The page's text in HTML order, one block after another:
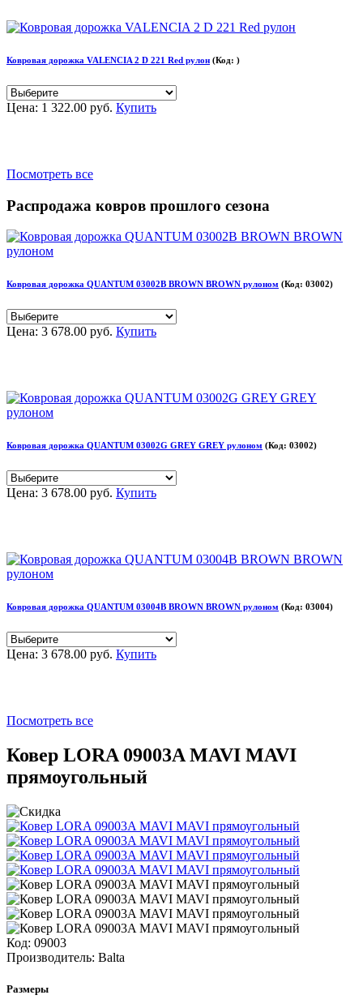
Ковровая дорожка VALENCIA 2 D 221 Red рулон (Код: )
Цена: 1 322.00 руб. Купить
Посмотреть все
Распродажа ковров прошлого сезона
Ковровая дорожка QUANTUM 03002B BROWN BROWN рулоном (Код: 03002)
Цена: 3 678.00 руб. Купить
Ковровая дорожка QUANTUM 03002G GREY GREY рулоном (Код: 03002)
Цена: 3 678.00 руб. Купить
Ковровая дорожка QUANTUM 03004B BROWN BROWN рулоном (Код: 03004)
Цена: 3 678.00 руб. Купить
Посмотреть все
Ковер LORA 09003A MAVI MAVI
прямоугольный
Код: 09003
Производитель: Balta
Размеры